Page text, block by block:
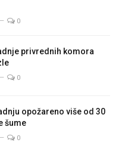
0
privrednih komora
0
opožareno više od 30
šume
0